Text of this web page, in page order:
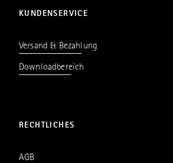
KUNDENSERVICE
Versand & Bezahlung
Downloadbereich
RECHTLICHES
AGB